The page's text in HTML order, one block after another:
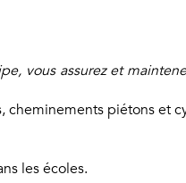
vous assurez et
cheminements piétons et
les écoles.